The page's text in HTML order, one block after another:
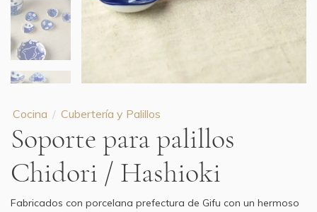
Cocina Cubertería y Palillos
Soporte para palillos
Chidori / Hashioki
Fabricados con porcelana prefectura de Gifu con un hermoso